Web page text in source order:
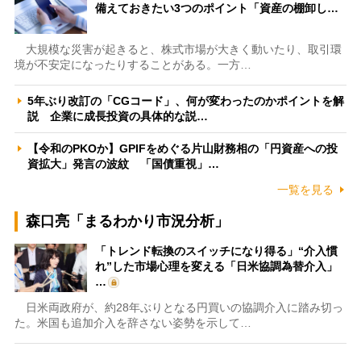
備えておきたい3つのポイント「資産の棚卸し…
大規模な災害が起きると、株式市場が大きく動いたり、取引環
境が不安定になったりすることがある。一方…
5年ぶり改訂の「CGコード」、何が変わったのかポイントを解
説 企業に成長投資の具体的な説…
【令和のPKOか】GPIFをめぐる片山財務相の「円資産への投
資拡大」発言の波紋 「国債重視」…
一覧を見る
森口亮「まるわかり市況分析」
「トレンド転換のスイッチになり得る」“介入慣
れ”した市場心理を変える「日米協調為替介入」
…
日米両政府が、約28年ぶりとなる円買いの協調介入に踏み切っ
た。米国も追加介入を辞さない姿勢を示して…